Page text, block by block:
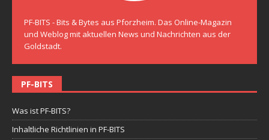
PF-BITS - Bits & Bytes aus Pforzheim. Das Online-Magazin
und Weblog mit aktuellen News und Nachrichten aus der
Goldstadt.
PF-BITS
Was ist PF-BITS?
Inhaltliche Richtlinien in PF-BITS